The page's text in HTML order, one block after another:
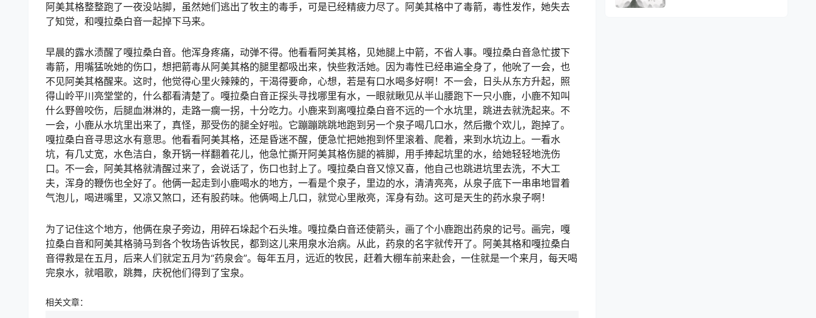
阿美其格整整跑了一夜没站脚，虽然她们逃出了牧主的毒手，可是已经精疲力尽了。阿美其格中了毒箭，毒性发作，她失去
了知觉，和嘎拉桑白音一起掉下马来。
早晨的露水渍醒了嘎拉桑白音。他浑身疼痛，动弹不得。他看看阿美其格，见她腿上中箭，不省人事。嘎拉桑白音急忙拔下
毒箭，用嘴猛吮她的伤口，想把箭毒从阿美其格的腿里都吸出来，快些救活她。因为毒性已经串遍全身了，他吮了一会，也
不见阿美其格醒来。这时，他觉得心里火辣辣的，干渴得要命，心想，若是有口水喝多好啊！不一会，日头从东方升起，照
得山岭平川亮堂堂的，什么都看清楚了。嘎拉桑白音正探头寻找哪里有水，一眼就瞅见从半山腰跑下一只小鹿，小鹿不知叫
什么野兽咬伤，后腿血淋淋的，走路一瘸一拐，十分吃力。小鹿来到离嘎拉桑白音不远的一个水坑里，跳进去就洗起来。不
一会，小鹿从水坑里出来了，真怪，那受伤的腿全好啦。它蹦蹦跳跳地跑到另一个泉子喝几口水，然后撒个欢儿，跑掉了。
嘎拉桑白音寻思这水有意思。他看看阿美其格，还是昏迷不醒，便急忙把她抱到怀里滚着、爬着，来到水坑边上。一看水
坑，有几丈宽，水色洁白，象开锅一样翻着花儿，他急忙撕开阿美其格伤腿的裤脚，用手捧起坑里的水，给她轻轻地洗伤
口。不一会，阿美其格就清醒过来了，会说话了，伤口也封上了。嘎拉桑白音又惊又喜，他自己也跳进坑里去洗，不大工
夫，浑身的鞭伤也全好了。他俩一起走到小鹿喝水的地方，一看是个泉子，里边的水，清清亮亮，从泉子底下一串串地冒着
气泡儿，喝进嘴里，又凉又煞口，还有股药味。他俩喝上几口，就觉心里敞亮，浑身有劲。这可是天生的药水泉子啊！
为了记住这个地方，他俩在泉子旁边，用碎石垛起个石头堆。嘎拉桑白音还使箭头，画了个小鹿跑出药泉的记号。画完，嘎
拉桑白音和阿美其格骑马到各个牧场告诉牧民，都到这儿来用泉水治病。从此，药泉的名字就传开了。阿美其格和嘎拉桑白
音得救是在五月，后来人们就定五月为“药泉会”。每年五月，远近的牧民，赶着大棚车前来赴会，一住就是一个来月，每天喝
完泉水，就唱歌，跳舞，庆祝他们得到了宝泉。
相关文章：